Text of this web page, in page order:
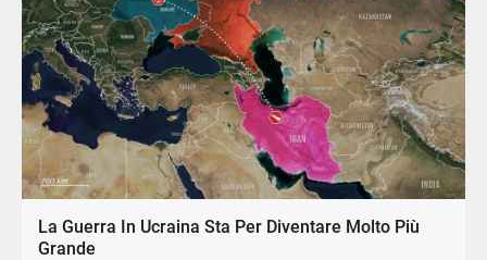
La Guerra In Ucraina Sta Per Diventare Molto Più
Grande